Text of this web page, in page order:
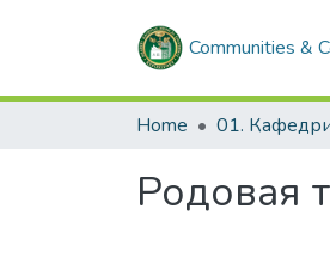
Communities &
Home 01.
Родовая